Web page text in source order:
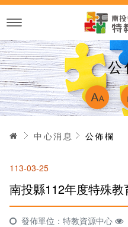
跳
主
內
容
首頁中心消息 公佈欄
113-03-25
南投縣112年度特殊
發佈單位：特教資源中心